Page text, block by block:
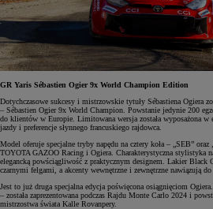
GR Yaris Sébastien Ogier 9x World Champion Edition
Dotychczasowe sukcesy i mistrzowskie tytuły Sébastiena Ogiera
– Sébastien Ogier 9x World Champion. Powstanie jedynie 200
do klientów w Europie. Limitowana wersja została wyposażona w
jazdy i preferencje słynnego francuskiego rajdowca.
Model oferuje specjalne tryby napędu na cztery koła – „SEB”
TOYOTA GAZOO Racing i Ogiera. Charakterystyczna stylistyka
elegancką powściągliwość z praktycznym designem. Lakier Black
czarnymi felgami, a akcenty wewnętrzne i zewnętrzne nawiązują
Jest to już druga specjalna edycja poświęcona osiągnięciom
– została zaprezentowana podczas Rajdu Monte Carlo 2024 i
mistrzostwa świata Kalle Rovanpery.